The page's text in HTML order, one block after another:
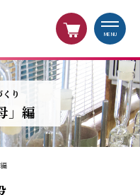
MENU
り
」編